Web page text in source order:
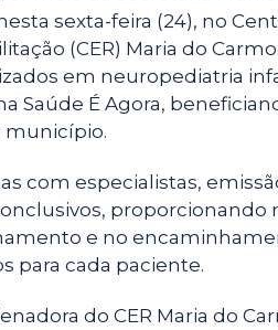
sexta-feira (24), no
(CER) Maria do
em neuropediatria
Saúde É Agora,
município.
com especialistas,
proporcionando
e no
para cada paciente.
do CER Maria do